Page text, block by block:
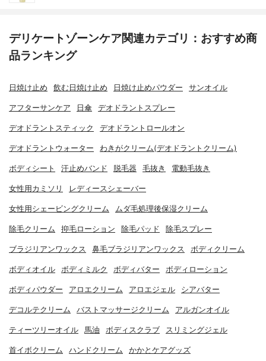
デリケートゾーンケア関連カテゴリ：おすすめ商
品ランキング
日焼け止め 飲む日焼け止め 日焼け止めパウダー サンオイル
アフターサンケア 日傘 デオドラントスプレー
デオドラントスティック デオドラントロールオン
デオドラントウォーター わきがクリーム(デオドラントクリーム)
ボディシート 汗止めバンド 脱毛器 毛抜き 電動毛抜き
女性用カミソリ レディースシェーバー
女性用シェービングクリーム ムダ毛処理後保湿クリーム
除毛クリーム 抑毛ローション 除毛パッド 除毛スプレー
ブラジリアンワックス 鼻毛ブラジリアンワックス ボディクリーム
ボディオイル ボディミルク ボディバター ボディローション
ボディパウダー アロエクリーム アロエジェル シアバター
デコルテクリーム バストマッサージクリーム アルガンオイル
ティーツリーオイル 馬油 ボディスクラブ スリミングジェル
首イボクリーム ハンドクリーム かかとケアグッズ